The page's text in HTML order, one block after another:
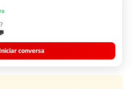
conversa